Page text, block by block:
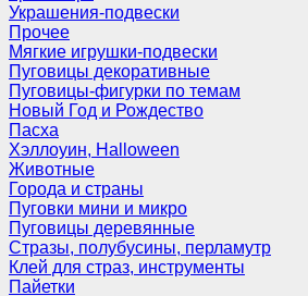
Украшения-подвески
Прочее
Мягкие игрушки-подвески
Пуговицы декоративные
Пуговицы-фигурки по темам
Новый Год и Рождество
Пасха
Хэллоуин, Halloween
Животные
Города и страны
Пуговки мини и микро
Пуговицы деревянные
Стразы, полубусины, перламутр
Клей для страз, инструменты
Пайетки